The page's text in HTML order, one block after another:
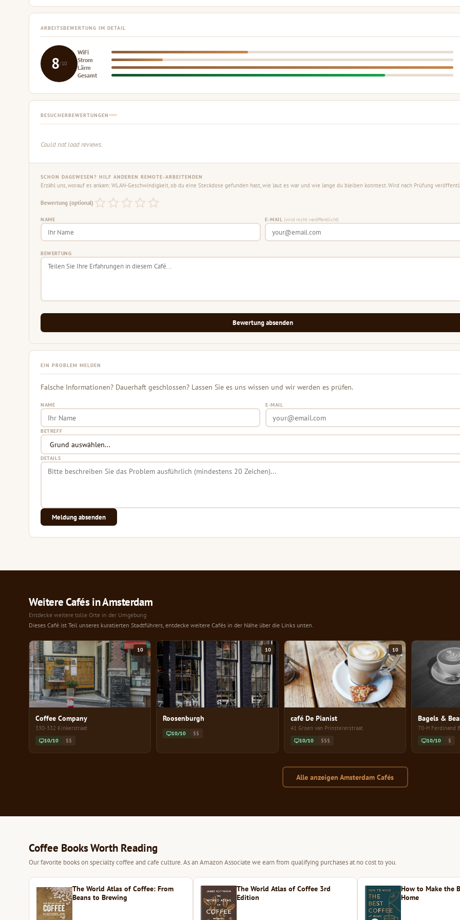
ARBEITSBEWERTUNG IM DETAIL
8/10
WiFi
Strom
Lärm
Gesamt
BESUCHERBEWERTUNGEN
Could not load reviews.
SCHON DAGEWESEN? HILF ANDEREN REMOTE-ARBEITENDEN
Erzähl uns, worauf es ankam: WLAN-Geschwindigkeit, ob du eine Steckdose gefunden hast, wie laut es war und wie lange du bleiben konntest. Wird nach Prüfung
Bewertung (optional)
NAME E-MAIL(wird nicht veröffentlicht)
BEWERTUNG
Bewertung absenden
EIN PROBLEM MELDEN
Falsche Informationen? Dauerhaft geschlossen? Lassen Sie es uns wissen und wir werden es prüfen.
NAME E-MAIL
BETREFF
DETAILS
Meldung absenden
Weitere Cafés in Amsterdam
Entdecke weitere tolle Orte in der Umgebung
Dieses Café ist Teil unseres kuratierten Stadtführers, entdecke weitere Cafés in der Nähe über die Links unten.
10
Coffee Company
330-332 Kinkerstraat
10/10 $$
10
Roosenburgh
10/10 $$
10
café De Pianist
41 Groen van Prinstererstraat
10/10 $$$
Bagels &
70-H Ferdinand
10/10 $
Alle anzeigen Amsterdam Cafés
Coffee Books Worth Reading
Our favorite books on specialty coffee and cafe culture. As an Amazon Associate we earn from qualifying purchases at no cost to you.
The World Atlas of Coffee: From
Beans to Brewing
The World Atlas of Coffee 3rd
Edition
How to Make the
Home